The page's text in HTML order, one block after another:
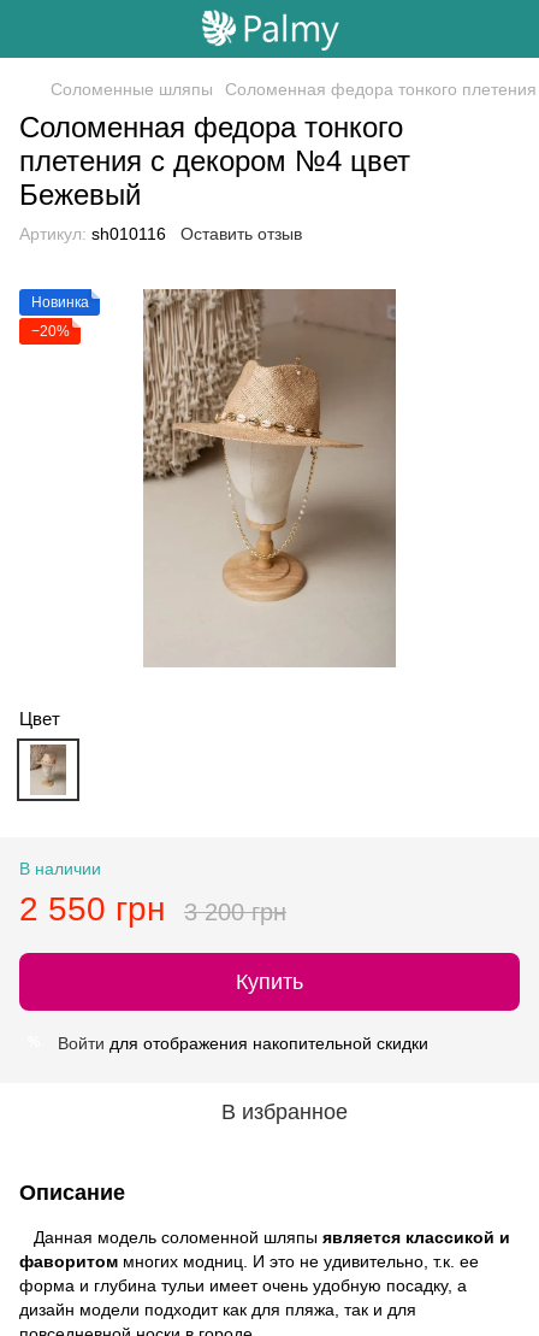
Соломенные шляпы Соломенная федора тонкого
Соломенная федора тонкого
плетения с декором №4 цвет
Бежевый
Артикул: sh010116 Оставить отзыв
Новинка
−20%
Цвет
В наличии
2 550 грн 3 200 грн
Купить
Войти для отображения накопительной скидки
В избранное
Описание
Данная модель соломенной шляпы является классикой и
фаворитом многих модниц. И это не удивительно, т.к. ее
форма и глубина тульи имеет очень удобную посадку, а
дизайн модели подходит как для пляжа, так и для